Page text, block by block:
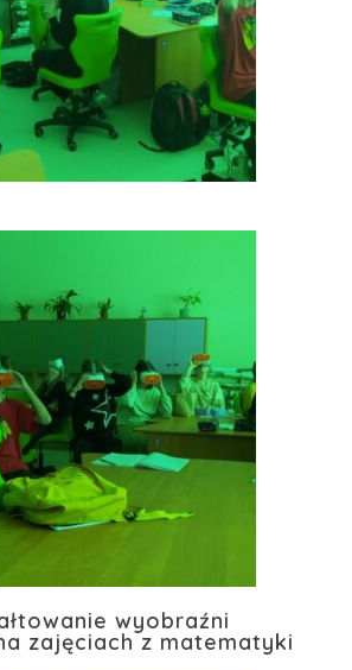
wyobraźni
zajęciach z matematyki